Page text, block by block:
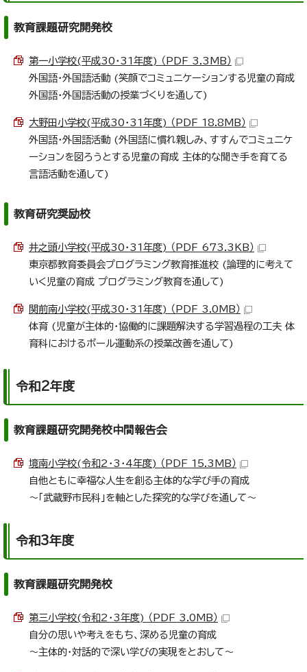
教育課題研究開発校
第一小学校(平成30・31年度) （PDF 3.3MB）
外国語・外国語活動 (笑顔でコミュニケーションする児童の育成
外国語・外国語活動の授業づくりを通して)
大野田小学校(平成30・31年度) （PDF 18.8MB）
外国語・外国語活動 (外国語に慣れ親しみ、すすんでコミュニケ
ーションを図ろうとする児童の育成 主体的な聞き手を育てる
言語活動を通して)
教育研究奨励校
井之頭小学校(平成30・31年度) （PDF 673.3KB）
東京都教育委員会プログラミング教育推進校 (論理的に考えて
いく児童の育成 プログラミング教育を通して)
関前南小学校(平成30・31年度) （PDF 3.0MB）
体育 (児童が主体的・協働的に課題解決する学習過程の工夫 体
育科におけるボール運動系の授業改善を通して)
令和2年度
教育課題研究開発校中間報告会
境南小学校(令和2・3・4年度) （PDF 15.3MB）
自他ともに幸福な人生を創る主体的な学び手の育成
～「武蔵野市民科」を軸とした探究的な学びを通して～
令和3年度
教育課題研究開発校
第三小学校(令和2・3年度) （PDF 3.0MB）
自分の思いや考えをもち、深める児童の育成
～主体的・対話的で深い学びの実現をとおして～